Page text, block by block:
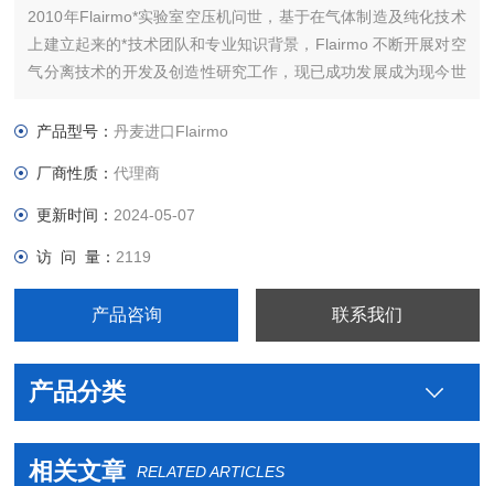
2010年Flairmo*实验室空压机问世，基于在气体制造及纯化技术
上建立起来的*技术团队和专业知识背景，Flairmo 不断开展对空
气分离技术的开发及创造性研究工作，现已成功发展成为现今世
10多年来， Flairmo一直从事压缩机和氮气发生器的制造。
产品型号：丹麦进口Flairmo
厂商性质：代理商
更新时间： 2024-05-07
访 问 量： 2119
产品咨询 联系我们
产品分类
相关文章 RELATED ARTICLES